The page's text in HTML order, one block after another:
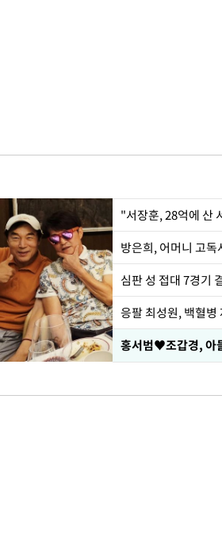
"서장훈, 28억에 산
방은희, 어머니 고
심판 성 접대 7경기
응팔 최성원, 백혈
홍서범♥조갑경, 아